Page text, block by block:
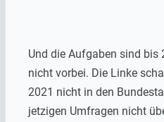
Und die Aufgaben sind bis
nicht vorbei. Die Linke
2021 nicht in den
jetzigen Umfragen nicht